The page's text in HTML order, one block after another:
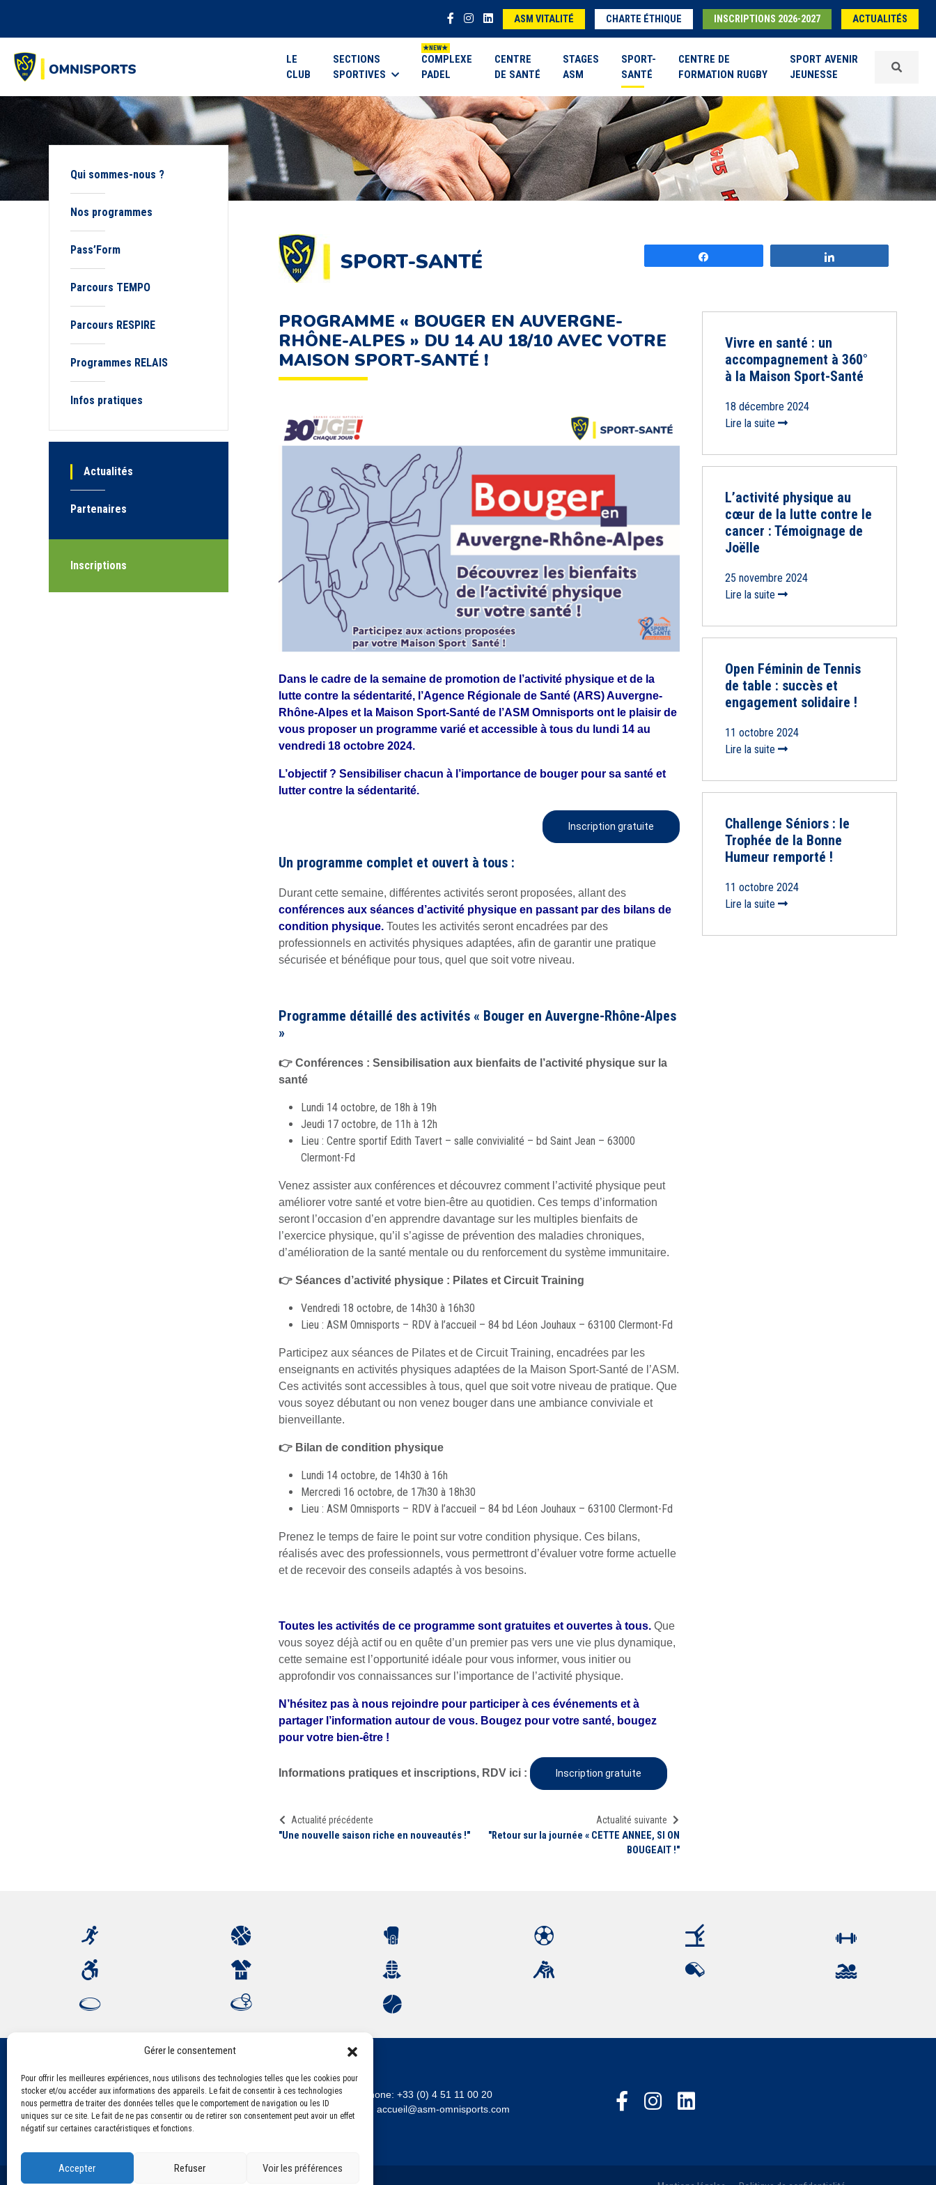
Gérer le consentement
Pour offrir les meilleures expériences, nous utilisons des technologies telles que les cookies pour
stocker et/ou accéder aux informations des appareils. Le fait de consentir à ces technologies
nous permettra de traiter des données telles que le comportement de navigation ou les ID
uniques sur ce site. Le fait de ne pas consentir ou de retirer son consentement peut avoir un effet
négatif sur certaines caractéristiques et fonctions.
Accepter Refuser Voir les préférences
ASM VITALITÉ CHARTE ÉTHIQUE INSCRIPTIONS 2026-2027 ACTUALITÉS
LE
CLUB
SECTIONS
SPORTIVES
COMPLEXE
PADEL
CENTRE
DE SANTÉ
STAGES
ASM
SPORT-
SANTÉ
CENTRE DE
FORMATION RUGBY
SPORT AVENIR
JEUNESSE
Qui sommes-nous ?
Nos programmes
Pass’Form
Parcours TEMPO
Parcours RESPIRE
Programmes RELAIS
Infos pratiques
Actualités
Partenaires
Inscriptions
SPORT-SANTÉ
PROGRAMME « BOUGER EN AUVERGNE-
RHÔNE-ALPES » DU 14 AU 18/10 AVEC VOTRE
MAISON SPORT-SANTÉ !
Dans le cadre de la semaine de promotion de l’activité physique et de la
lutte contre la sédentarité, l’Agence Régionale de Santé (ARS) Auvergne-
Rhône-Alpes et la Maison Sport-Santé de l’ASM Omnisports ont le plaisir de
vous proposer un programme varié et accessible à tous du lundi 14 au
vendredi 18 octobre 2024.
L’objectif ? Sensibiliser chacun à l’importance de bouger pour sa santé et
lutter contre la sédentarité.
Inscription gratuite
Un programme complet et ouvert à tous :
Durant cette semaine, différentes activités seront proposées, allant des
conférences aux séances d’activité physique en passant par des bilans de
condition physique. Toutes les activités seront encadrées par des
professionnels en activités physiques adaptées, afin de garantir une pratique
sécurisée et bénéfique pour tous, quel que soit votre niveau.
Programme détaillé des activités « Bouger en Auvergne-Rhône-Alpes
»
👉 Conférences : Sensibilisation aux bienfaits de l’activité physique sur la
santé
Lundi 14 octobre, de 18h à 19h
Jeudi 17 octobre, de 11h à 12h
Lieu : Centre sportif Edith Tavert – salle convivialité – bd Saint Jean – 63000
Clermont-Fd
Venez assister aux conférences et découvrez comment l’activité physique peut
améliorer votre santé et votre bien-être au quotidien. Ces temps d’information
seront l’occasion d’en apprendre davantage sur les multiples bienfaits de
l’exercice physique, qu’il s’agisse de prévention des maladies chroniques,
d’amélioration de la santé mentale ou du renforcement du système immunitaire.
👉 Séances d’activité physique : Pilates et Circuit Training
Vendredi 18 octobre, de 14h30 à 16h30
Lieu : ASM Omnisports – RDV à l’accueil – 84 bd Léon Jouhaux – 63100 Clermont-Fd
Participez aux séances de Pilates et de Circuit Training, encadrées par les
enseignants en activités physiques adaptées de la Maison Sport-Santé de l’ASM.
Ces activités sont accessibles à tous, quel que soit votre niveau de pratique. Que
vous soyez débutant ou non venez bouger dans une ambiance conviviale et
bienveillante.
👉 Bilan de condition physique
Lundi 14 octobre, de 14h30 à 16h
Mercredi 16 octobre, de 17h30 à 18h30
Lieu : ASM Omnisports – RDV à l’accueil – 84 bd Léon Jouhaux – 63100 Clermont-Fd
Prenez le temps de faire le point sur votre condition physique. Ces bilans,
réalisés avec des professionnels, vous permettront d’évaluer votre forme actuelle
et de recevoir des conseils adaptés à vos besoins.
Toutes les activités de ce programme sont gratuites et ouvertes à tous. Que
vous soyez déjà actif ou en quête d’un premier pas vers une vie plus dynamique,
cette semaine est l’opportunité idéale pour vous informer, vous initier ou
approfondir vos connaissances sur l’importance de l’activité physique.
N’hésitez pas à nous rejoindre pour participer à ces événements et à
partager l’information autour de vous. Bougez pour votre santé, bougez
pour votre bien-être !
Informations pratiques et inscriptions, RDV ici : Inscription gratuite
Actualité précédente
"Une nouvelle saison riche en nouveautés !"
Actualité suivante
"Retour sur la journée « CETTE ANNEE, SI ON
BOUGEAIT !"
Vivre en santé : un
accompagnement à 360°
à la Maison Sport-Santé
18 décembre 2024
Lire la suite
L’activité physique au
cœur de la lutte contre le
cancer : Témoignage de
Joëlle
25 novembre 2024
Lire la suite
Open Féminin de Tennis
de table : succès et
engagement solidaire !
11 octobre 2024
Lire la suite
Challenge Séniors : le
Trophée de la Bonne
Humeur remporté !
11 octobre 2024
Lire la suite
Association Sportive Montferrandaise
84, boulevard Léon Jouhaux
CS 80221 - 63021 Clermont-Ferrand Cedex 2
Téléphone: +33 (0) 4 51 11 00 20
accueil@asm-omnisports.com